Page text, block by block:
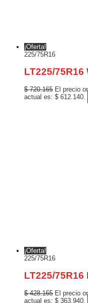
¡Oferta!
225/75R16
LT225/75R16
$720.165 El precio
actual es: $ 612.140.
¡Oferta!
225/75R16
LT225/75R16
$428.165 El precio
actual es: $ 363.940.